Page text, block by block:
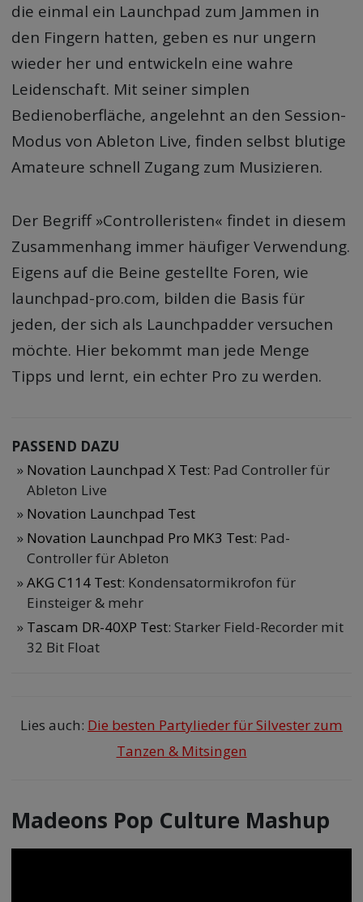
die einmal ein Launchpad zum Jammen in
den Fingern hatten, geben es nur ungern
wieder her und entwickeln eine wahre
Leidenschaft. Mit seiner simplen
Bedienoberfläche, angelehnt an den Session-
Modus von Ableton Live, finden selbst blutige
Amateure schnell Zugang zum Musizieren.
Der Begriff »Controlleristen« findet in diesem
Zusammenhang immer häufiger Verwendung.
Eigens auf die Beine gestellte Foren, wie
launchpad-pro.com, bilden die Basis für
jeden, der sich als Launchpadder versuchen
möchte. Hier bekommt man jede Menge
Tipps und lernt, ein echter Pro zu werden.
PASSEND DAZU
Novation Launchpad X Test: Pad Controller für
Ableton Live
Novation Launchpad Test
Novation Launchpad Pro MK3 Test: Pad-
Controller für Ableton
AKG C114 Test: Kondensatormikrofon für
Einsteiger & mehr
Tascam DR-40XP Test: Starker Field-Recorder mit
32 Bit Float
Lies auch: Die besten Partylieder für Silvester zum
Tanzen & Mitsingen
Madeons Pop Culture Mashup